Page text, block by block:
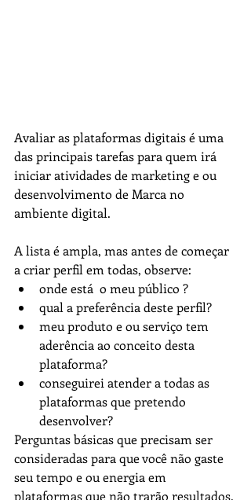
Avaliar as plataformas digitais é uma
das principais tarefas para quem irá
iniciar atividades de marketing e ou
desenvolvimento de Marca no
ambiente digital.
A lista é ampla, mas antes de começar
a criar perfil em todas, observe:
onde está  o meu público ?
qual a preferência deste perfil?
meu produto e ou serviço tem
aderência ao conceito desta
plataforma?
conseguirei atender a todas as
plataformas que pretendo
desenvolver?
Perguntas básicas que precisam ser
consideradas para que você não gaste
seu tempo e ou energia em
plataformas que não trarão resultados.